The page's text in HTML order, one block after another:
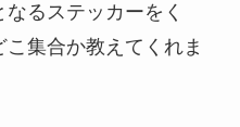
るステッカーをく
集合か教えてくれま